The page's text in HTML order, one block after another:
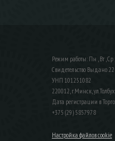
Режим работы: Пн , Вт , Ср
Свидетельство Выдано
УНП 101251082
220012, г.Минск,
Дата регистрации в
+375 (29) 5857978
Настройка файлов cookie